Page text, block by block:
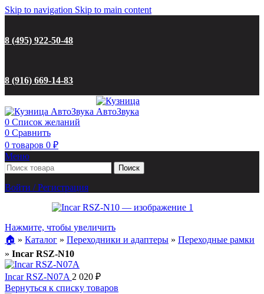
Skip to navigation Skip to main content
8 (495) 922-50-48
8 (916) 669-14-83
0 Список желаний
0 Сравнить
0 товаров 0 ₽
Меню
Поиск
Войти / Регистрация
Нажмите, чтобы увеличить
🏠︎ » Каталог » Переходники и адаптеры » Переходные рамки
» Incar RSZ-N10
Incar RSZ-N07A 2 020 ₽
Вернуться к списку товаров